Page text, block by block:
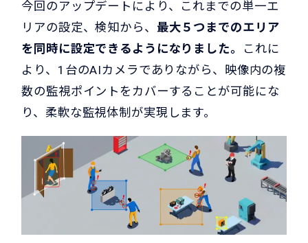
今回のアップデートにより、これまでの単一エ
リアの設定、検知から、 最大５つまでのエリア
を同時に設定できるようになりました。
これに
より、1台のAIカメラでありながら、映像内の複
数の監視ポイントをカバーすることが可能にな
り、柔軟な監視体制が実現します。